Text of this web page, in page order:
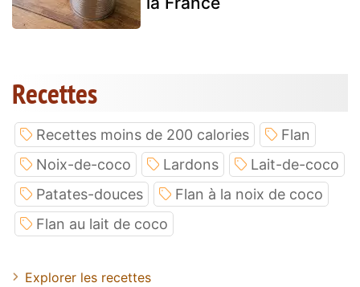
Recettes
Recettes moins de 200 calories
Flan
Noix-de-coco
Lardons
Lait-de-coco
Patates-douces
Flan à la noix de coco
Flan au lait de coco
Explorer les recettes